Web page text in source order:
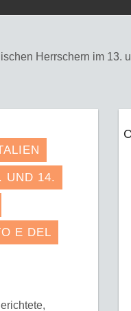
Herrschern im 13.
UND 14.
E DEL